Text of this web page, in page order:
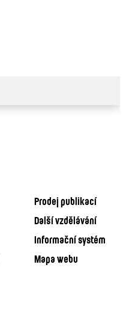
Prodej publikací
Další vzdělávání
Informační systém
Mapa webu